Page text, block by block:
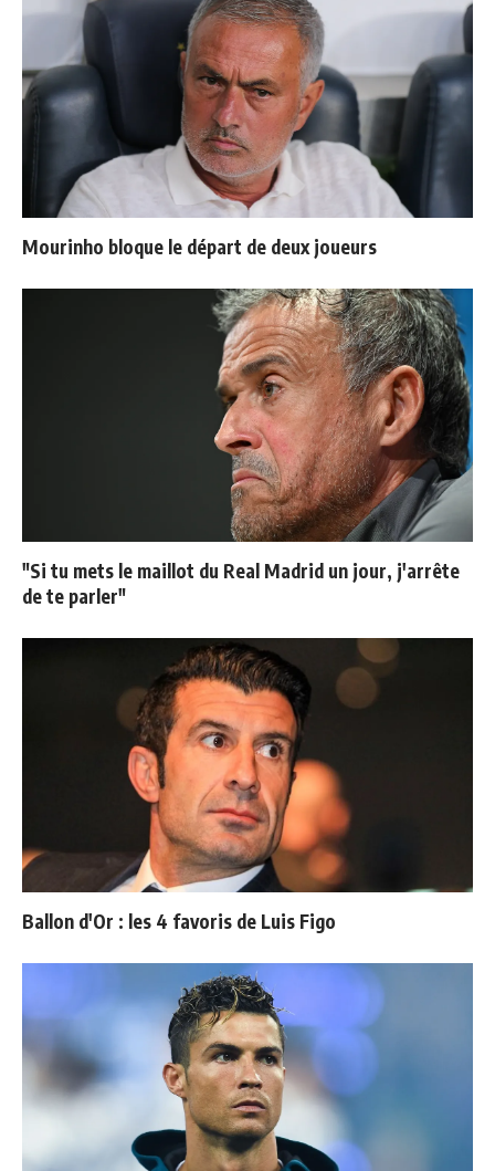
Mourinho bloque le départ de deux joueurs
"Si tu mets le maillot du Real Madrid un jour, j'arrête
de te parler"
Ballon d'Or : les 4 favoris de Luis Figo